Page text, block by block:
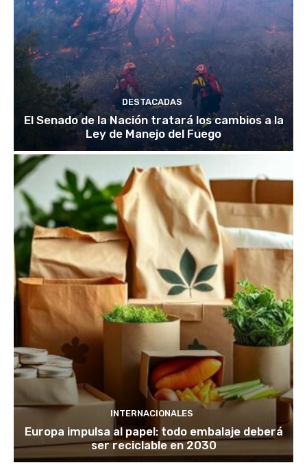
DESTACADAS
El Senado de la Nación tratará los cambios a la
Ley de Manejo del Fuego
INTERNACIONALES
Europa impulsa al papel: todo embalaje deberá
ser reciclable en 2030